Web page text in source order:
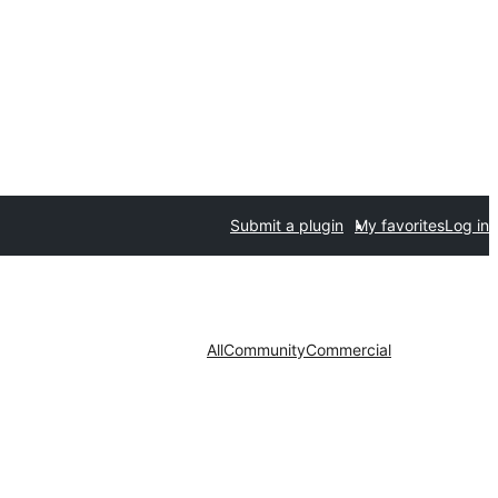
Submit a plugin My favoritesLog in
AllCommunityCommercial